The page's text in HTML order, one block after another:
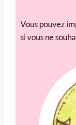
Vous pouvez
si vous ne